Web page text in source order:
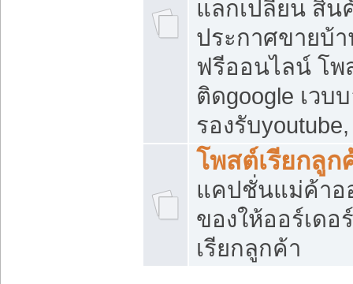
แลกเปลี่ยน สิน
ประกาศขายบ้
ฟรีออนไลน์ โพ
ติดgoogle เวบ
รองรับ
โพสต์เรียกลูก
แคปชั่นแม่ค้าอ
ของให้ออร์เดอ
เรียกลูกค้า